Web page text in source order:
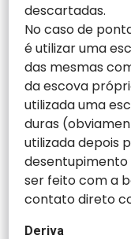
descartadas.
No caso de
é utilizar uma
das mesmas
da escova
utilizada uma
duras
utilizada depois
ser feito com a
contato direto
Deriva